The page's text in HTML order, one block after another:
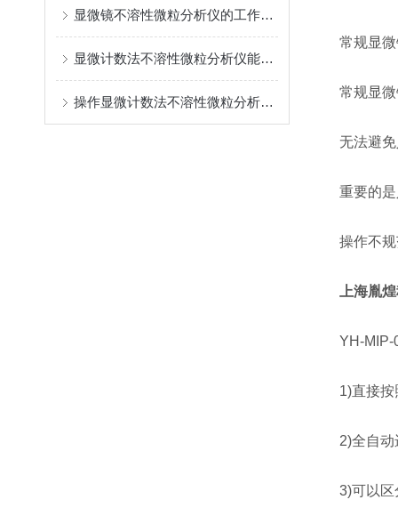
显微镜不溶性微粒分析仪的工作流程可分为三个步骤
显微计数法不溶性微粒分析仪能够进行准确的识别和计数
操作显微计数法不溶性微粒分析仪时应该注意的要点
常规显微
常规显微镜
无法避免
重要的是人
操作不规
上海胤
YH-MIP-
1)直接按
2)全自动进
3)可以区分